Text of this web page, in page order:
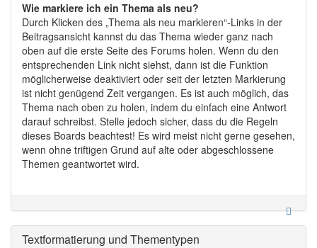
Wie markiere ich ein Thema als neu?
Durch Klicken des „Thema als neu markieren“-Links in der
Beitragsansicht kannst du das Thema wieder ganz nach
oben auf die erste Seite des Forums holen. Wenn du den
entsprechenden Link nicht siehst, dann ist die Funktion
möglicherweise deaktiviert oder seit der letzten Markierung
ist nicht genügend Zeit vergangen. Es ist auch möglich, das
Thema nach oben zu holen, indem du einfach eine Antwort
darauf schreibst. Stelle jedoch sicher, dass du die Regeln
dieses Boards beachtest! Es wird meist nicht gerne gesehen,
wenn ohne triftigen Grund auf alte oder abgeschlossene
Themen geantwortet wird.
Textformatierung und Thementypen